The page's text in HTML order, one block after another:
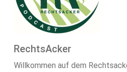
RechtsAcker
Willkommen auf dem